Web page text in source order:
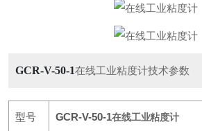
GCR-V-50-1在线工业粘度计技术参数
型号 GCR-V-50-1在线工业粘度计